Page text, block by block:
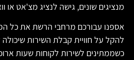
מנציגים שונים, גישה לנציג מצ'אט או
אספנו עבורכם מרחבי הרשת את כל
להקל על חוויית קבלת השירות
כשממתינים לשירות לקוחות שעות